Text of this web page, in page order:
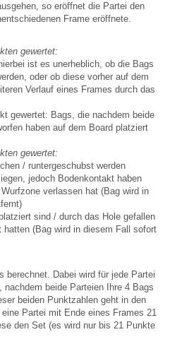
so eröffnet die Partei den
Frame eröffnete.
gewertet:
ist es unerheblich, ob die Bags
oder ob diese vorher auf dem
Verlauf eines Frames durch das
gewertet: Bags, die nachdem beide
haben auf dem Board platziert
gewertet:
/ runtergeschubst werden
jedoch Bodenkontakt haben
verlassen hat (Bag wird in
sind / durch das Hole gefallen
(Bag wird in diesem Fall sofort
berechnet. Dabei wird für jede Partei
beide Parteien Ihre 4 Bags
beiden Punktzahlen geht in den
Partei mit Ende eines Frames 21
den Set (es wird nur bis 21 Punkte